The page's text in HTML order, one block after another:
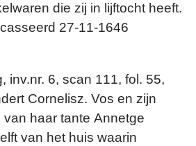
die zij in lijftocht heeft.
27-11-1646
inv.nr. 6, scan 111, fol. 55,
Cornelisz. Vos en zijn
van haar tante Annetge
van het huis waarin